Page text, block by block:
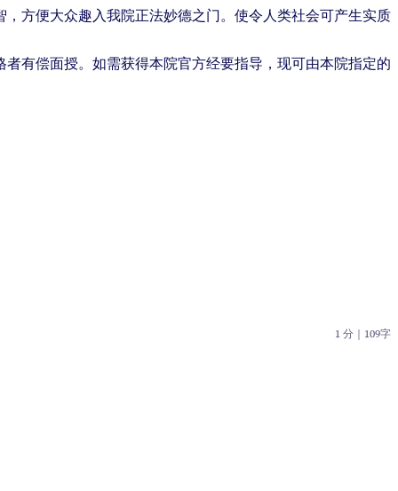
方便大众趣入我院正法妙德之门。使令人类社会可产生实质
有偿面授。如需获得本院官方经要指导，现可由本院指定的
1 分 ｜ 109字